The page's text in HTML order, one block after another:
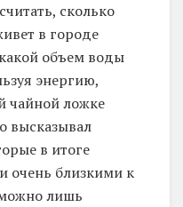
сколько
в городе
объем воды
энергию,
чайной ложке
высказывал
в итоге
очень близкими к
лишь